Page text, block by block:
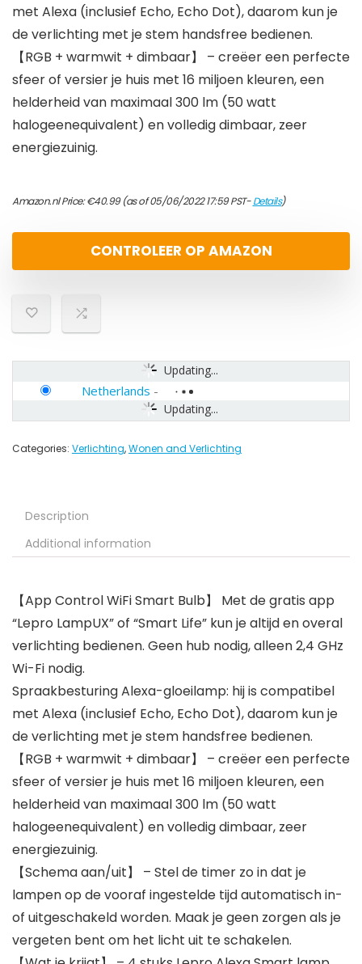
met Alexa (inclusief Echo, Echo Dot), daarom kun je
de verlichting met je stem handsfree bedienen.
【RGB + warmwit + dimbaar】 – creëer een perfecte
sfeer of versier je huis met 16 miljoen kleuren, een
helderheid van maximaal 300 lm (50 watt
halogeenequivalent) en volledig dimbaar, zeer
energiezuinig.
Amazon.nl Price:€40.99(as of 05/06/2022 17:59 PST-Details)
CONTROLEER OP AMAZON
Updating...
Updating...
Netherlands -
Categories: Verlichting,Wonen and Verlichting
Description
Additional information
【App Control WiFi Smart Bulb】 Met de gratis app
“Lepro LampUX” of “Smart Life” kun je altijd en overal
verlichting bedienen. Geen hub nodig, alleen 2,4 GHz
Wi-Fi nodig.
Spraakbesturing Alexa-gloeilamp: hij is compatibel
met Alexa (inclusief Echo, Echo Dot), daarom kun je
de verlichting met je stem handsfree bedienen.
【RGB + warmwit + dimbaar】 – creëer een perfecte
sfeer of versier je huis met 16 miljoen kleuren, een
helderheid van maximaal 300 lm (50 watt
halogeenequivalent) en volledig dimbaar, zeer
energiezuinig.
【Schema aan/uit】 – Stel de timer zo in dat je
lampen op de vooraf ingestelde tijd automatisch in-
of uitgeschakeld worden. Maak je geen zorgen als je
vergeten bent om het licht uit te schakelen.